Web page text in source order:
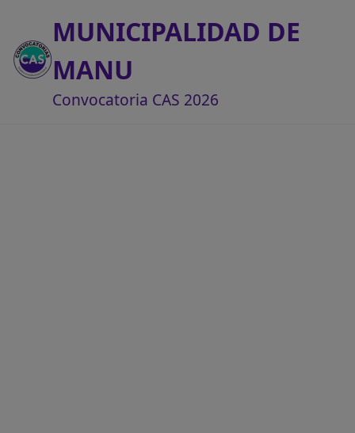
MUNICIPALIDAD DE
MANU
Convocatoria CAS 2026